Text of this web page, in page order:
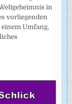
in
vorliegenden
Umfang,